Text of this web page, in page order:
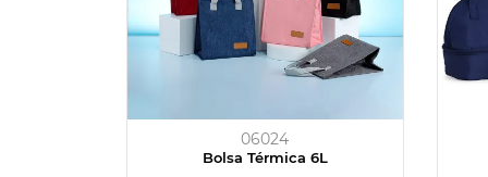
06024
Bolsa Térmica 6L